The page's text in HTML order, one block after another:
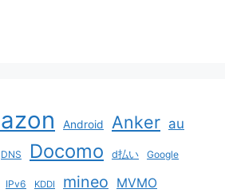
Android Anker au
DNS Docomo d払い Google
IPv6 KDDI mineo MVMO